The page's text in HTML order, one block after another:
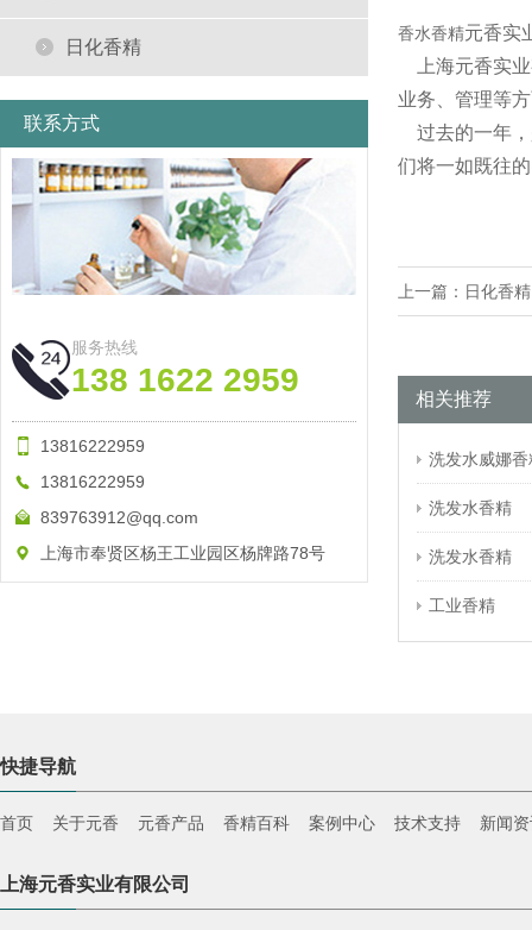
日化香精
联系方式
服务热线
138 1622 2959
13816222959
13816222959
839763912@qq.com
上海市奉贤区杨王工业园区杨牌路78号
香水香精元香实
上海元香实业
业务、管理等
过去的一年，
们将一如既往
上一篇： 日化香精
相关推荐
洗发水威娜香
洗发水香精
洗发水香精
工业香精
快捷导航
首页 关于元香 元香产品 香精百科 案例中心 技术支持 新闻
上海元香实业有限公司